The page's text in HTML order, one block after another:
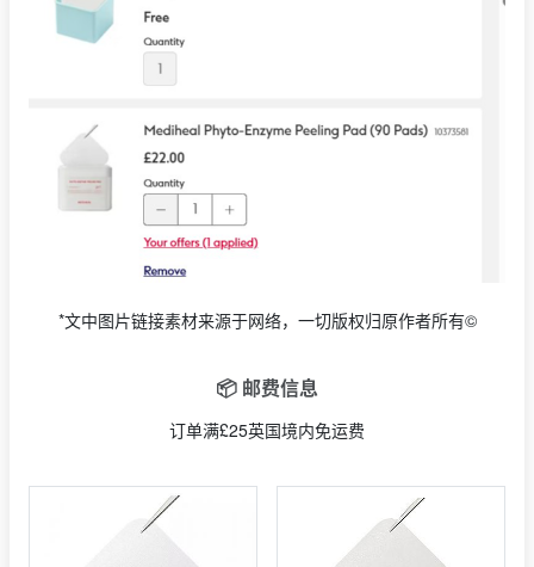
*文中图片链接素材来源于网络，一切版权归原作者所有©
📦 邮费信息
订单满£25英国境内免运费